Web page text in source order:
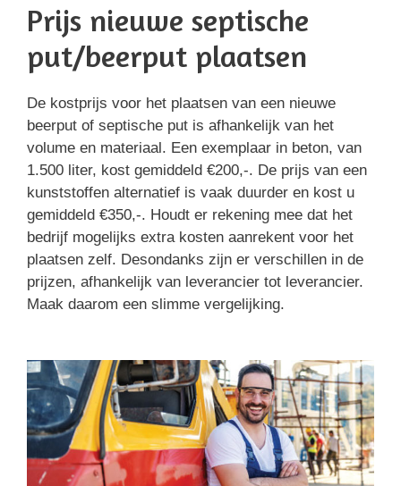
Prijs nieuwe septische
put/beerput plaatsen
De kostprijs voor het plaatsen van een nieuwe
beerput of septische put is afhankelijk van het
volume en materiaal. Een exemplaar in beton, van
1.500 liter, kost gemiddeld €200,-. De prijs van een
kunststoffen alternatief is vaak duurder en kost u
gemiddeld €350,-. Houdt er rekening mee dat het
bedrijf mogelijks extra kosten aanrekent voor het
plaatsen zelf. Desondanks zijn er verschillen in de
prijzen, afhankelijk van leverancier tot leverancier.
Maak daarom een slimme vergelijking.